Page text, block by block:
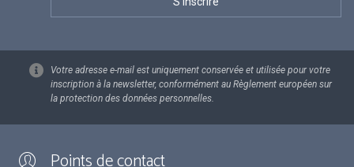
Votre adresse e-mail est uniquement conservée et utilisée pour votre
inscription à la newsletter, conformément au Règlement européen sur
la protection des données personnelles.
Points de contact